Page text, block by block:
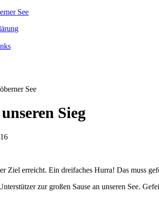
See
Sieg
Ziel erreicht. Ein dreifaches Hurra! Das muss
zur großen Sause an unseren See.